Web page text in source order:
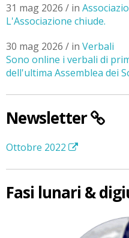
31 mag 2026 / in
L'Associazione chiude.
30 mag 2026 / in Verbali
Sono online i verbali di
dell'ultima Assemblea dei
Newsletter
Ottobre 2022
Fasi lunari &